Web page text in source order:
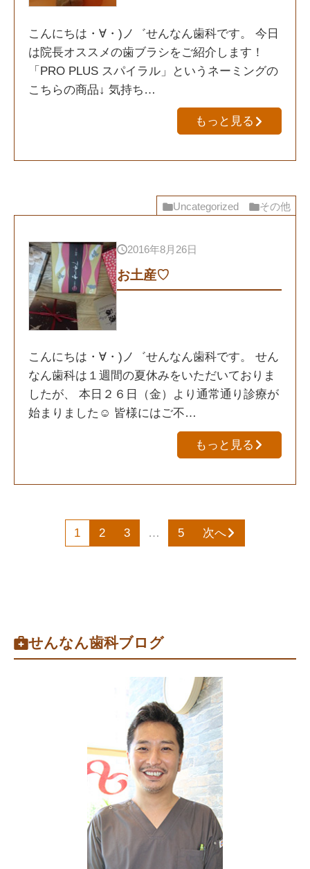
こんにちは・∀・)ノ゛せんなん歯科です。 今日
は院長オススメの歯ブラシをご紹介します！
「PRO PLUS スパイラル」というネーミングの
こちらの商品↓ 気持ち…
もっと見る
Uncategorized その他
2016年8月26日
お土産♡
こんにちは・∀・)ノ゛せんなん歯科です。 せん
なん歯科は１週間の夏休みをいただいておりま
したが、 本日２６日（金）より通常通り診療が
始まりました☺ 皆様にはご不…
もっと見る
1 2 3 … 5 次へ
せんなん歯科ブログ